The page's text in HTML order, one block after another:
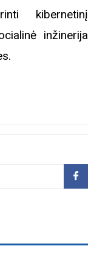
kibernetinį
inžinerija